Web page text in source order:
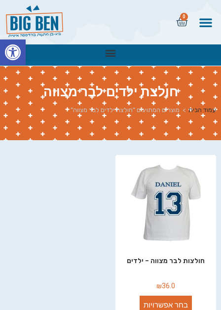
0
חולצת ילדים לבר מצווה
עמוד הבית > מוצרים המתויגים “חולצת ילדים לבר מצווה”
חולצות לבר מצווה – ילדים
₪36.0
בחר אפשרויות